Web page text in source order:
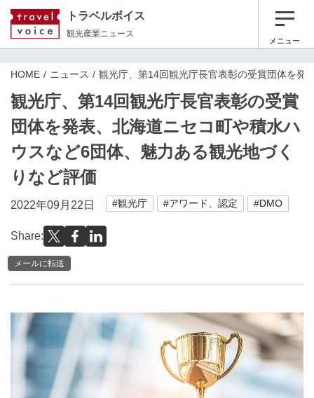
トラベルボイス
観光産業ニュース
メニュー
HOME ニュース 観光庁、第14回観光庁長官表彰の受賞団体を発
観光庁、第14回観光庁長官表彰の受賞
団体を発表、北海道ニセコ町や積水ハ
ウスなど6団体、魅力ある観光地づく
りなど評価
2022年09月22日 #観光庁 #アワード、認定 #DMO
Share:
メールに転送